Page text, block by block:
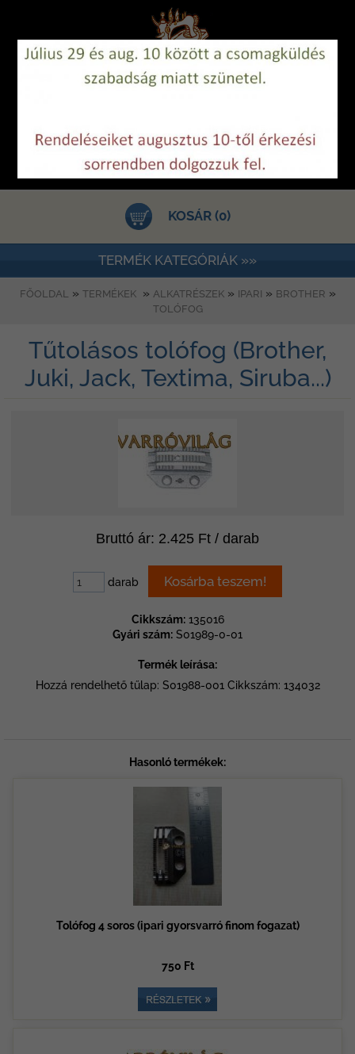
KOSÁR (0)
TERMÉK KATEGÓRIÁK »»
FŐOLDAL » TERMÉKEK » ALKATRÉSZEK» IPARI » BROTHER »
TOLÓFOG
Tűtolásos tolófog (Brother,
Juki, Jack, Textima, Siruba...)
Bruttó ár: 2.425 Ft / darab
darab
Cikkszám:135016
Gyári szám: S01989-0-01
Termék leírása:
Hozzá rendelhető tűlap: S01988-001 Cikkszám: 134032
Hasonló termékek:
Tolófog 4 soros (ipari gyorsvarró finom fogazat)
750 Ft